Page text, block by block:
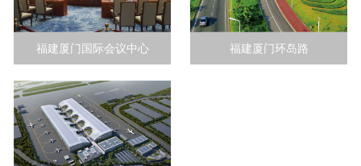
福建厦门国际会议中心 福建厦门环岛路